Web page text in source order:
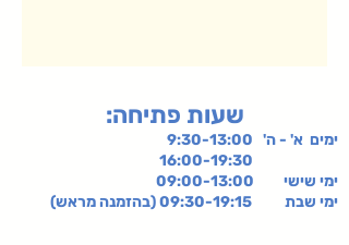
:שעות פתיחה
ימים א' - ה' 9:30-13:00
ימי שישי 09:00-13:00
ימי שבת 09:30-19:15 (בהזמנה מראש)